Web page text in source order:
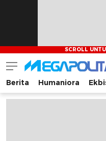
Megapolitan.co
Menyajikan berita-
Berita Humaniora